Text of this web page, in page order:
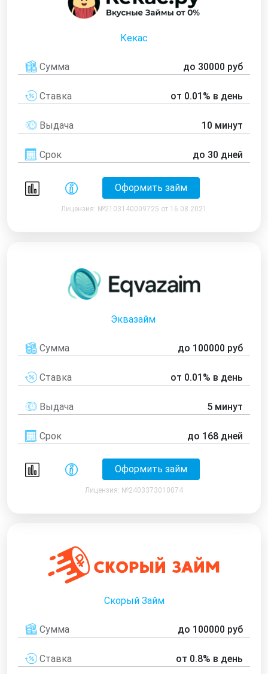
Кекас
Сумма до 30000 руб
Ставка от 0.01% в день
Выдача 10 минут
Срок до 30 дней
Оформить займ
Лицензия: №2103140009725 от 16.08.2021
Эквазайм
Сумма до 100000 руб
Ставка от 0.01% в день
Выдача 5 минут
Срок до 168 дней
Оформить займ
Лицензия: №2403373010074
Скорый Займ
Сумма до 100000 руб
Ставка от 0.8% в день